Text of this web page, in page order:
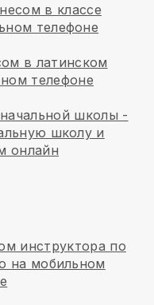
в классе
телефоне
в латинском
телефоне
школы -
школу и
онлайн
инструктора по
на мобильном